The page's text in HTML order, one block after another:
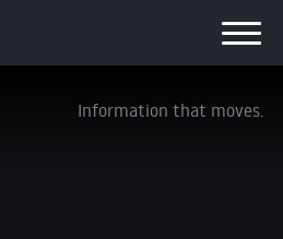
Information that moves.